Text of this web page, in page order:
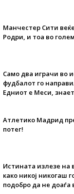
Манчестер Сити
Родри, и тоа во
Само два играчи во
фудбалот го
Едниот е Меси,
Атлетико Мадрид
потег!
Истината излезе на
како никој никогаш
подобро да не